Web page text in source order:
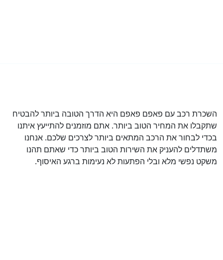
השכרת רכב עם פאפם פאפם היא הדרך הטובה ביותר להבטיח
שתקבלו את המחיר הטוב ביותר. אתם מוזמנים להתייעץ איתנו
בכדי לבחור את הרכב המתאים ביותר לצרכים שלכם. אנחנו
משתדלים להעניק את השירות הטוב ביותר כדי שאתם תהנו
משקט נפשי מלא ובלי הפתעות לא נעימות ברגע האיסוף.